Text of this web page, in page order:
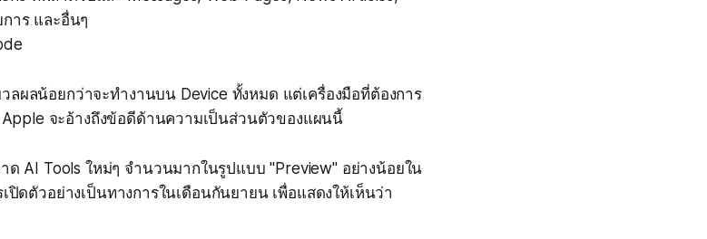
าร และอื่นๆ
ลผลน้อยกว่าจะทำงานบน Device ทั้งหมด แต่เครื่องมือที่ต้องการ
จะอ้างถึงข้อดีด้านความเป็นส่วนตัวของแผนนี้
AI Tools ใหม่ๆ จำนวนมากในรูปแบบ "Preview" อย่างน้อยใน
ปิดตัวอย่างเป็นทางการในเดือนกันยายน เพื่อแสดงให้เห็นว่า